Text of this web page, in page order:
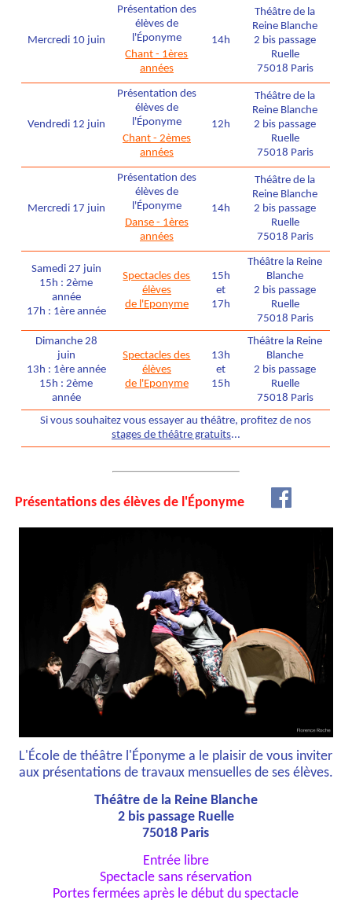
Mercredi 10 juin
Présentation des
élèves de
l'Éponyme
Chant - 1ères
années
14h
Théâtre de la
Reine Blanche
2 bis passage
Ruelle
75018 Paris
Vendredi 12 juin
Présentation des
élèves de
l'Éponyme
Chant - 2èmes
années
12h
Théâtre de la
Reine Blanche
2 bis passage
Ruelle
75018 Paris
Mercredi 17 juin
Présentation des
élèves de
l'Éponyme
Danse - 1ères
années
14h
Théâtre de la
Reine Blanche
2 bis passage
Ruelle
75018 Paris
Samedi 27 juin
15h : 2ème
année
17h : 1ère année
Spectacles des
élèves
de l'Eponyme
15h
et
17h
Théâtre la Reine
Blanche
2 bis passage
Ruelle
75018 Paris
Dimanche 28
juin
13h : 1ère année
15h : 2ème
année
Spectacles des
élèves
de l'Eponyme
13h
et
15h
Théâtre la Reine
Blanche
2 bis passage
Ruelle
75018 Paris
Si vous souhaitez vous essayer au théâtre, profitez de nos
stages de théâtre gratuits...
Présentations des élèves de l'Éponyme
L'École de théâtre l'Éponyme a le plaisir de vous inviter
aux présentations de travaux mensuelles de ses élèves.
Théâtre de la Reine Blanche
2 bis passage Ruelle
75018 Paris
Entrée libre
Spectacle sans réservation
Portes fermées après le début du spectacle